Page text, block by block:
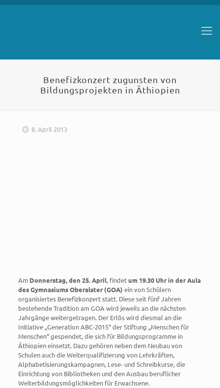
Benefizkonzert zugunsten von
Bildungsprojekten in Äthiopien
8. April 2013
AmDonnerstag, den 25. April, findetum 19.30 Uhr in der Aula
des Gymnasiums Oberalster (GOA) ein von Schülern
organisiertes Benefizkonzert statt. Diese seit fünf Jahren
bestehende Tradition am GOA wird jeweils an die nächsten
Jahrgänge weitergetragen. Der Erlös wird diesmal an die
Initiative „Generation ABC-2015“ der Stiftung „Menschen für
Menschen“ gespendet, die sich für Bildungsprogramme in
Äthiopien einsetzt. Dazu gehören neben dem Neubau von
Schulen auch die Weiterqualifizierung von Lehrkräften,
Alphabetisierungskampagnen, Lese- und Schreibkurse, die
Einrichtung von Bibliotheken und den Ausbau beruflicher
Weiterbildungsmöglichkeiten für Erwachsene.